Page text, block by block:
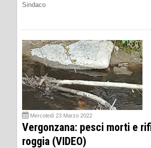
Sindaco
Mercoledì 23 Marzo 2022
Vergonzana: pesci morti e
roggia (VIDEO)